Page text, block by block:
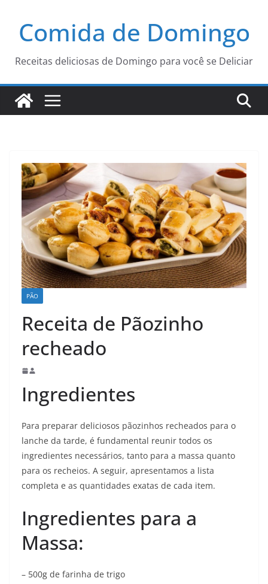
conteúdo
Comida de Domingo
Receitas deliciosas de Domingo para você se Deliciar
PÃO
Receita de Pãozinho
recheado
Ingredientes
Para preparar deliciosos pãozinhos recheados para o
lanche da tarde, é fundamental reunir todos os
ingredientes necessários, tanto para a massa quanto
para os recheios. A seguir, apresentamos a lista
completa e as quantidades exatas de cada item.
Ingredientes para a
Massa:
– 500g de farinha de trigo